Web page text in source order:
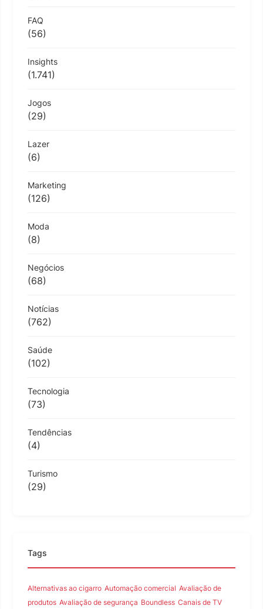
FAQ
(56)
Insights
(1.741)
Jogos
(29)
Lazer
(6)
Marketing
(126)
Moda
(8)
Negócios
(68)
Notícias
(762)
Saúde
(102)
Tecnologia
(73)
Tendências
(4)
Turismo
(29)
Tags
Alternativas ao cigarro Automação comercial Avaliação de
produtos Avaliação de segurança Boundless Canais de TV